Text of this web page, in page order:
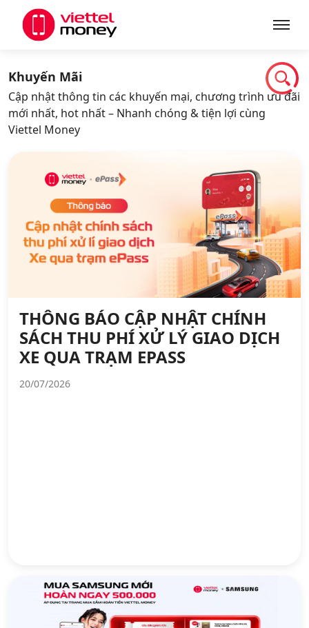
Giới thiệu
Sản phẩm
Dịch vụ
Tin tức
Hỗ trợ
Khuyến Mãi
Cập nhật thông tin các khuyến mại, chương trình ưu đãi
mới nhất, hot nhất – Nhanh chóng & tiện lợi cùng
Viettel Money
THÔNG BÁO CẬP NHẬT CHÍNH
SÁCH THU PHÍ XỬ LÝ GIAO DỊCH
XE QUA TRẠM EPASS
20/07/2026